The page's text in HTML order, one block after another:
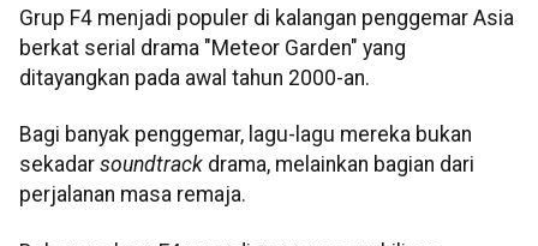
Grup F4 menjadi populer di kalangan penggemar Asia
berkat serial drama "Meteor Garden" yang
ditayangkan pada awal tahun 2000-an.
Bagi banyak penggemar, lagu-lagu mereka bukan
sekadar soundtrack drama, melainkan bagian dari
perjalanan masa remaja.